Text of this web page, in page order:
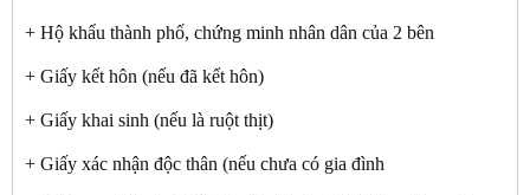
+ Hộ khẩu thành phố, chứng minh nhân dân của 2 bên
+ Giấy kết hôn (nếu đã kết hôn)
+ Giấy khai sinh (nếu là ruột thịt)
+ Giấy xác nhận độc thân (nếu chưa có gia đình